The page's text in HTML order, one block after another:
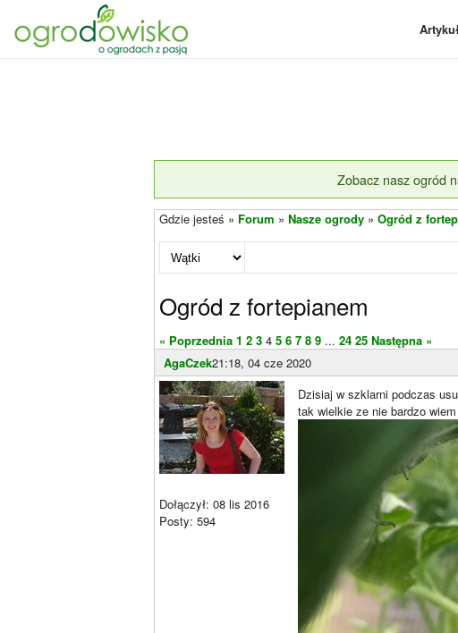
Zobacz nasz ogród
Gdzie jesteś » Forum » Nasze ogrody » Ogród z
Ogród z fortepianem
« Poprzednia 1 2 3 4 5 6 7 8 9 ... 24 25 Następna »
AgaCzek21:18, 04 cze 2020
Dołączył: 08 lis 2016
Posty: 594
Dzisiaj w szklarni podczas
tak wielkie ze nie bardzo